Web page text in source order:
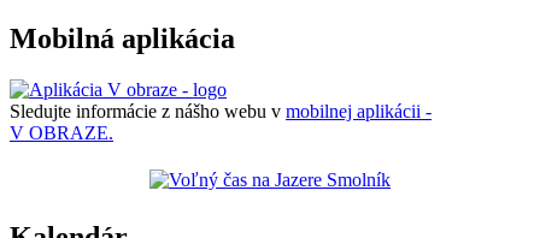
Mobilná aplikácia
Sledujte informácie z nášho webu v mobilnej aplikácii -
V OBRAZE.